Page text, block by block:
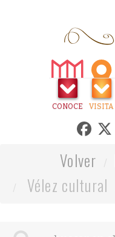
CONOCE VISITA
Volver
Vélez cultural